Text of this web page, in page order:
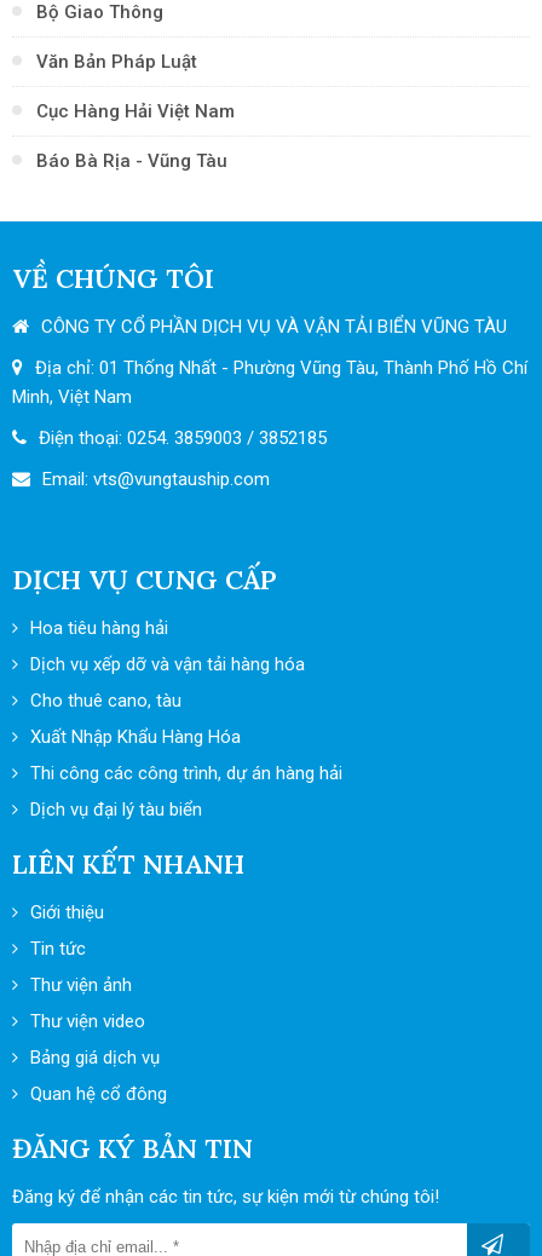
Bộ Giao Thông
Văn Bản Pháp Luật
Cục Hàng Hải Việt Nam
Báo Bà Rịa - Vũng Tàu
VỀ CHÚNG TÔI
CÔNG TY CỔ PHẦN DỊCH VỤ VÀ VẬN TẢI BIỂN VŨNG TÀU
Địa chỉ: 01 Thống Nhất - Phường Vũng Tàu, Thành Phố Hồ Chí
Minh, Việt Nam
Điện thoại: 0254. 3859003 / 3852185
Email: vts@vungtauship.com
DỊCH VỤ CUNG CẤP
Hoa tiêu hàng hải
Dịch vụ xếp dỡ và vận tải hàng hóa
Cho thuê cano, tàu
Xuất Nhập Khẩu Hàng Hóa
Thi công các công trình, dự án hàng hải
Dịch vụ đại lý tàu biển
LIÊN KẾT NHANH
Giới thiệu
Tin tức
Thư viện ảnh
Thư viện video
Bảng giá dịch vụ
Quan hệ cổ đông
ĐĂNG KÝ BẢN TIN
Đăng ký để nhận các tin tức, sự kiện mới từ chúng tôi!